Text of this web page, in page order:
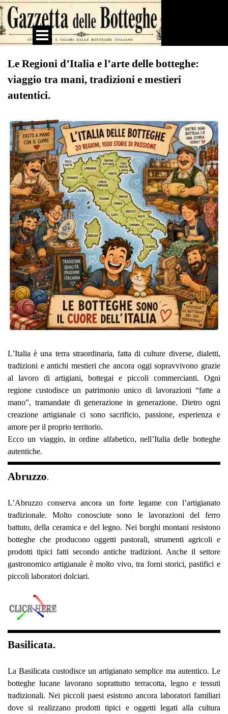
Vai ai contenuti
Salta menù
Le Regioni d’Italia e l’arte delle botteghe:
viaggio tra mani, tradizioni e mestieri
autentici.
L’Italia è una terra straordinaria, fatta di culture diverse, dialetti,
tradizioni e antichi mestieri che ancora oggi sopravvivono grazie
al lavoro di artigiani, bottegai e piccoli commercianti. Ogni
regione custodisce un patrimonio unico di lavorazioni “fatte a
mano”, tramandate di generazione in generazione. Dietro ogni
creazione artigianale ci sono sacrificio, passione, esperienza e
amore per il proprio territorio.
Ecco un viaggio, in ordine alfabetico, nell’Italia delle botteghe
autentiche.
Abruzzo.
L’Abruzzo conserva ancora un forte legame con l’artigianato
tradizionale. Molto conosciute sono le lavorazioni del ferro
battuto, della ceramica e del legno. Nei borghi montani resistono
botteghe che producono oggetti pastorali, strumenti agricoli e
prodotti tipici fatti secondo antiche tradizioni. Anche il settore
gastronomico artigianale è molto vivo, tra forni storici, pastifici e
piccoli laboratori dolciari.
Basilicata.
La Basilicata custodisce un artigianato semplice ma autentico. Le
botteghe lucane lavorano soprattutto terracotta, legno e tessuti
tradizionali. Nei piccoli paesi esistono ancora laboratori familiari
dove si realizzano prodotti tipici e oggetti legati alla cultura